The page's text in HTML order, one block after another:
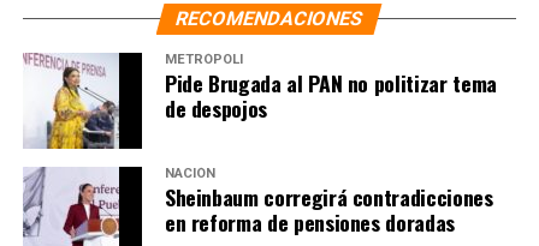
RECOMENDACIONES
METRÓPOLI
Pide Brugada al PAN no politizar tema
de despojos
NACIÓN
Sheinbaum corregirá contradicciones
en reforma de pensiones doradas